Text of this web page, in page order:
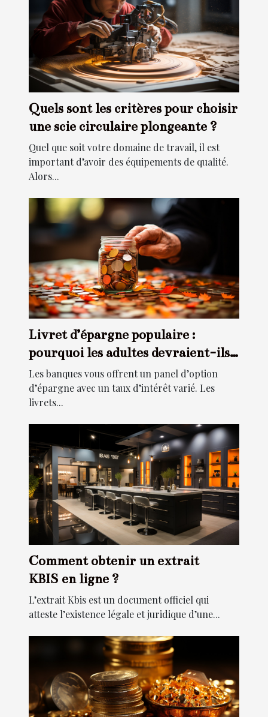
Quels sont les critères pour choisir
une scie circulaire plongeante ?
Quel que soit votre domaine de travail, il est
important d’avoir des équipements de qualité.
Alors...
Livret d’épargne populaire :
pourquoi les adultes devraient-ils
souscrire à ce type d’épargne ?
Les banques vous offrent un panel d’option
d’épargne avec un taux d’intérêt varié. Les
livrets...
Comment obtenir un extrait
KBIS en ligne ?
L’extrait Kbis est un document officiel qui
atteste l’existence légale et juridique d’une...